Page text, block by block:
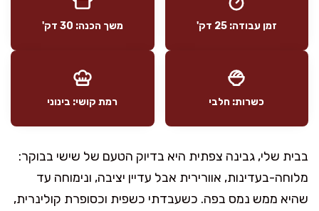
זמן עבודה: 25 דק' משך הכנה: 30 דק'
כשרות: חלבי רמת קושי: בינוני
בבית שלי, גבינה צפתית היא בדיוק הטעם של שישי בבוקר:
מלוחה-בעדינות, אוורירית אבל עדיין יציבה, ונימוחה עד
שהיא ממש נמס בפה. כשעבדתי כשפית וכסופרת קולינרית,